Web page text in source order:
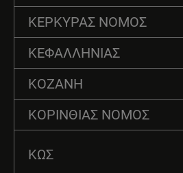
ΚΕΡΚΥΡΑΣ ΝΟΜΟΣ
ΚΕΦΑΛΛΗΝΙΑΣ
ΚΟΖΑΝΗ
ΚΟΡΙΝΘΙΑΣ ΝΟΜΟΣ
ΚΩΣ